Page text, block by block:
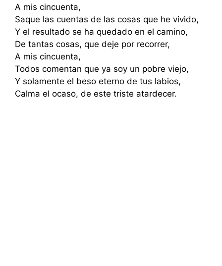
A mis cincuenta,
Saque las cuentas de las cosas que he vivido,
Y el resultado se ha quedado en el camino,
De tantas cosas, que deje por recorrer,
A mis cincuenta,
Todos comentan que ya soy un pobre viejo,
Y solamente el beso eterno de tus labios,
Calma el ocaso, de este triste atardecer.